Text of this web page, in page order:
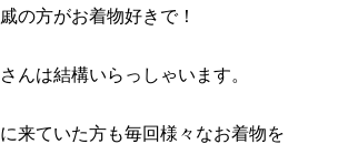
の方がお着物好きで！
んは結構いらっしゃいます。
来ていた方も毎回様々なお着物を